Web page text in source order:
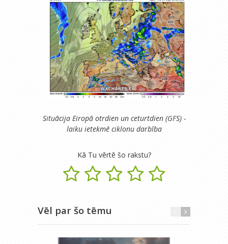
Situācija Eiropā otrdien un ceturtdien (GFS) -
laiku ietekmē ciklonu darbība
Kā Tu vērtē šo rakstu?
Vēl par šo tēmu